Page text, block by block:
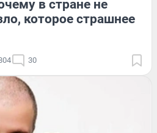
в стране не
которое страшнее
30